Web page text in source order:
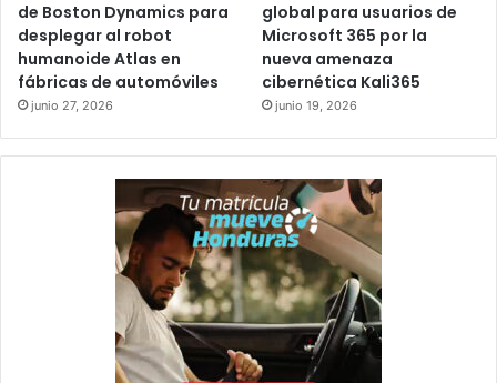
de Boston Dynamics para
desplegar al robot
humanoide Atlas en
fábricas de automóviles
junio 27, 2026
global para usuarios de
Microsoft 365 por la
nueva amenaza
cibernética Kali365
junio 19, 2026